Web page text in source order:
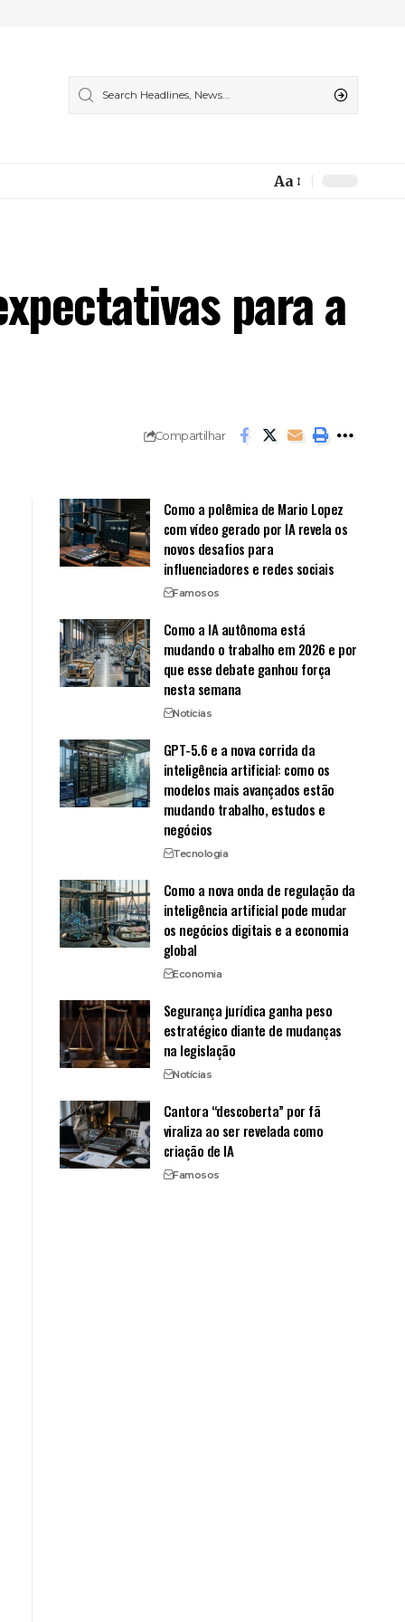
Font
Aa
para a
Compartilhar
Como a polêmica de Mario Lopez
com vídeo gerado por IA revela os
novos desafios para
influenciadores e redes sociais
Famosos
Como a IA autônoma está
mudando o trabalho em 2026 e por
que esse debate ganhou força
nesta semana
Notícias
GPT-5.6 e a nova corrida da
inteligência artificial: como os
modelos mais avançados estão
mudando trabalho, estudos e
negócios
Tecnologia
Como a nova onda de regulação da
inteligência artificial pode mudar
os negócios digitais e a economia
global
Economia
Segurança jurídica ganha peso
estratégico diante de mudanças
na legislação
Notícias
Cantora “descoberta” por fã
viraliza ao ser revelada como
criação de IA
Famosos